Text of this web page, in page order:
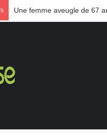
Une femme aveugle de 67